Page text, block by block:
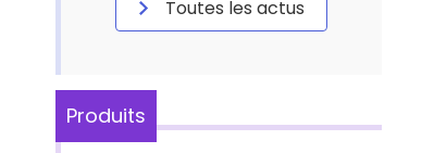
Toutes les actus
Produits